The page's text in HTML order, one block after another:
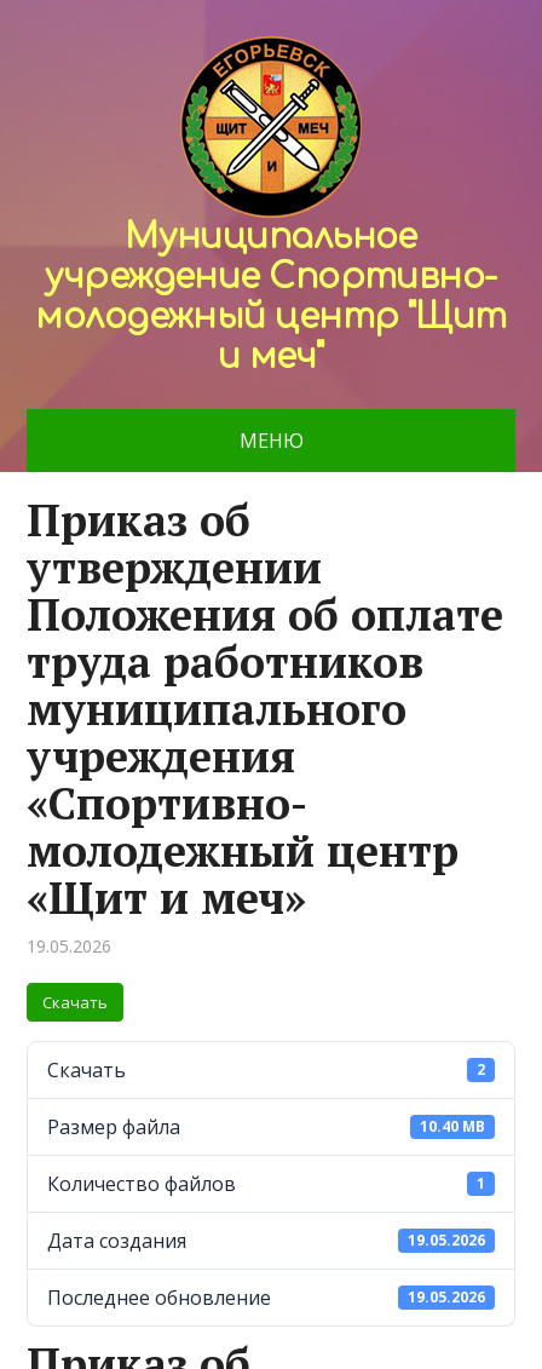
Муниципальное
учреждение Спортивно-
молодежный центр "Щит
и меч"
МЕНЮ
Приказ об
утверждении
Положения об оплате
труда работников
муниципального
учреждения
«Спортивно-
молодежный центр
«Щит и меч»
19.05.2026
Скачать
Скачать 2
Размер файла 10.40 MB
Количество файлов 1
Дата создания 19.05.2026
Последнее обновление 19.05.2026